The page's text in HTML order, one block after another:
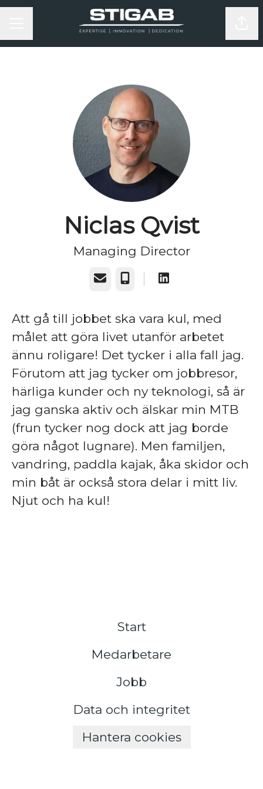
KARRIÄRMENY
Niclas Qvist
Managing Director
E-postTelefon
Att gå till jobbet ska vara kul, med
målet att göra livet utanför arbetet
ännu roligare! Det tycker i alla fall jag.
Förutom att jag tycker om jobbresor,
härliga kunder och ny teknologi, så är
jag ganska aktiv och älskar min MTB
(frun tycker nog dock att jag borde
göra något lugnare). Men familjen,
vandring, paddla kajak, åka skidor och
min båt är också stora delar i mitt liv.
Njut och ha kul!
Start
Medarbetare
Jobb
Data och integritet
Hantera cookies